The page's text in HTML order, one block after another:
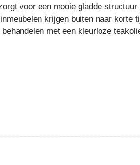
voor een mooie gladde structuur
krijgen buiten naar korte
met een kleurloze